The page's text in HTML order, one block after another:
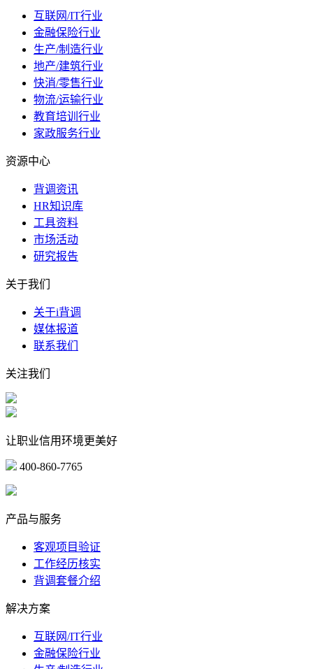
互联网/IT行业
金融保险行业
生产/制造行业
地产/建筑行业
快消/零售行业
物流/运输行业
教育培训行业
家政服务行业
资源中心
背调资讯
HR知识库
工具资料
市场活动
研究报告
关于我们
关于i背调
媒体报道
联系我们
关注我们
让职业信用环境更美好
400-860-7765
产品与服务
客观项目验证
工作经历核实
背调套餐介绍
解决方案
互联网/IT行业
金融保险行业